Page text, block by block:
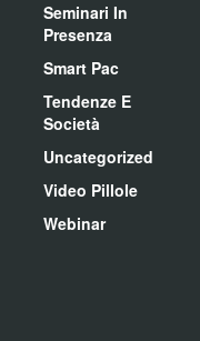
Seminari In
Presenza
Smart Pac
Tendenze E
Società
Uncategorized
Video Pillole
Webinar